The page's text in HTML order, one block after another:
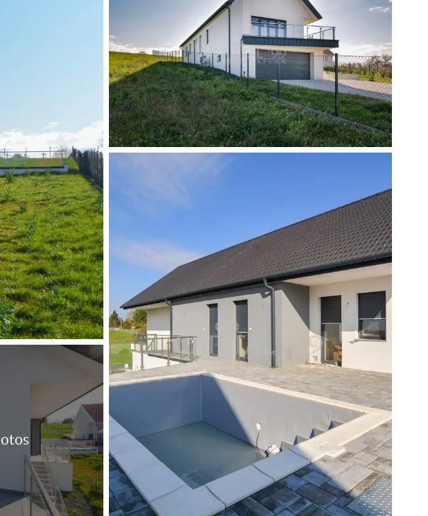
en cafés. De
m², badkamer +
14,91 m², toilet
10,41 m²,
m², terras